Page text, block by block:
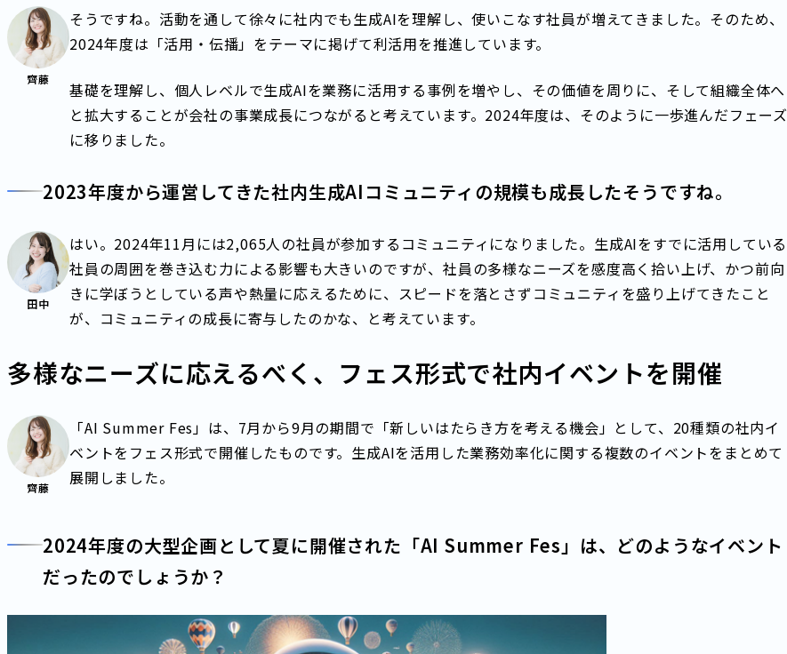
齊藤
そうですね。活動を通して徐々に社内でも生成AIを理解し、使いこなす社員が増えてきました。そのため、
2024年度は「活用・伝播」をテーマに掲げて利活用を推進しています。
基礎を理解し、個人レベルで生成AIを業務に活用する事例を増やし、その価値を周りに、そして組織全体へ
と拡大することが会社の事業成長につながると考えています。2024年度は、そのように一歩進んだフェーズ
に移りました。
2023年度から運営してきた社内生成AIコミュニティの規模も成長したそうですね。
田中
はい。2024年11月には2,065人の社員が参加するコミュニティになりました。生成AIをすでに活用している
社員の周囲を巻き込む力による影響も大きいのですが、社員の多様なニーズを感度高く拾い上げ、かつ前向
きに学ぼうとしている声や熱量に応えるために、スピードを落とさずコミュニティを盛り上げてきたこと
が、コミュニティの成長に寄与したのかな、と考えています。
多様なニーズに応えるべく、フェス形式で社内イベントを開催
齊藤
「AI Summer Fes」は、7月から9月の期間で「新しいはたらき方を考える機会」として、20種類の社内イ
ベントをフェス形式で開催したものです。生成AIを活用した業務効率化に関する複数のイベントをまとめて
展開しました。
2024年度の大型企画として夏に開催された「AI Summer Fes」は、どのようなイベント
だったのでしょうか？